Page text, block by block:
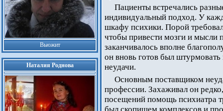
Вьюжит
Наталия Роднова
Пациенты встречались
индивидуальный подход. У
шкафу психики. Порой
чтобы привести мозги и мысли
заканчивалось вполне
он вновь готов был
неудачи.
Основным поставщиком
профессии. Захаживал он
посещений помощь психиатра